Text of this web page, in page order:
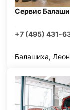
Сервис
+7 (495) 431-
Балашиха,